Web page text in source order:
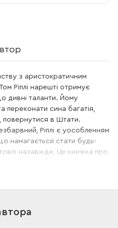
з аристократичним
Ріплі нарешті отримує
дивні таланти. Йому
переконати сина багатія,
повернутися в Штати.
Ріплі є уособленням
намагається стати будь-
назавжди. Це книжка про